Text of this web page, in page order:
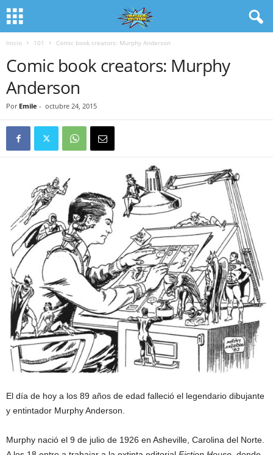
Inicio 101 Comic book creators: Murphy Anderson
Comic book creators: Murphy
Anderson
Por Emile - octubre 24, 2015
El día de hoy a los 89 años de edad falleció el legendario dibujante
y entintador Murphy Anderson.
Murphy nació el 9 de julio de 1926 en Asheville, Carolina del Norte.